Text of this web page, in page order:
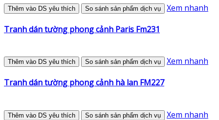
Thêm vào DS yêu thích So sánh sản phẩm dịch vụ Xem nhanh
Tranh dán tường phong cảnh Paris Fm231
Thêm vào DS yêu thích So sánh sản phẩm dịch vụ Xem nhanh
Tranh dán tường phong cảnh hà lan FM227
Thêm vào DS yêu thích So sánh sản phẩm dịch vụ Xem nhanh